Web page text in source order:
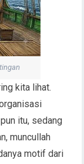
kita lihat.
itu, sedang
muncullah
motif dari